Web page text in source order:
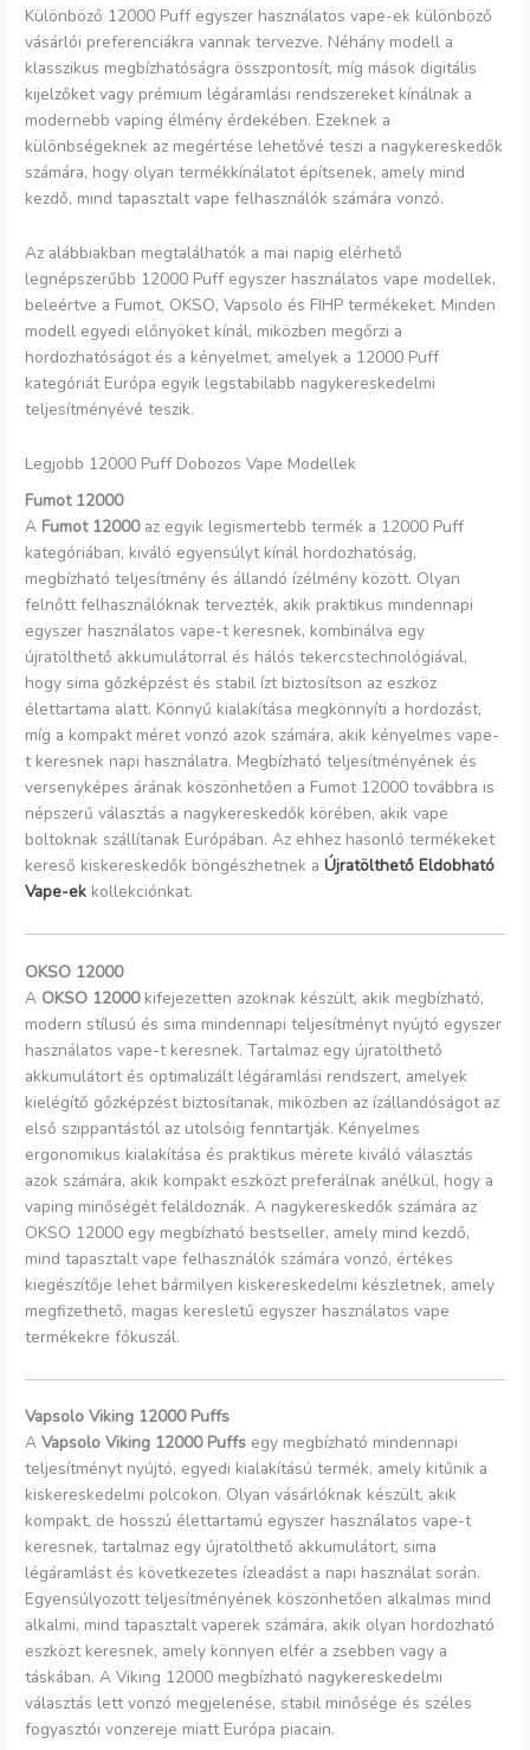
Különböző 12000 Puff egyszer használatos vape-ek különböző
vásárlói preferenciákra vannak tervezve. Néhány modell a
klasszikus megbízhatóságra összpontosít, míg mások digitális
kijelzőket vagy prémium légáramlási rendszereket kínálnak a
modernebb vaping élmény érdekében. Ezeknek a
különbségeknek az megértése lehetővé teszi a nagykereskedők
számára, hogy olyan termékkínálatot építsenek, amely mind
kezdő, mind tapasztalt vape felhasználók számára vonzó.
Az alábbiakban megtalálhatók a mai napig elérhető
legnépszerűbb 12000 Puff egyszer használatos vape modellek,
beleértve a Fumot, OKSO, Vapsolo és FIHP termékeket. Minden
modell egyedi előnyöket kínál, miközben megőrzi a
hordozhatóságot és a kényelmet, amelyek a 12000 Puff
kategóriát Európa egyik legstabilabb nagykereskedelmi
teljesítményévé teszik.
Legjobb 12000 Puff Dobozos Vape Modellek
Fumot 12000
A Fumot 12000az egyik legismertebb termék a 12000 Puff
kategóriában, kiváló egyensúlyt kínál hordozhatóság,
megbízható teljesítmény és állandó ízélmény között. Olyan
felnőtt felhasználóknak tervezték, akik praktikus mindennapi
egyszer használatos vape-t keresnek, kombinálva egy
újratölthető akkumulátorral és hálós tekercstechnológiával,
hogy sima gőzképzést és stabil ízt biztosítson az eszköz
élettartama alatt. Könnyű kialakítása megkönnyíti a hordozást,
míg a kompakt méret vonzó azok számára, akik kényelmes vape-
t keresnek napi használatra. Megbízható teljesítményének és
versenyképes árának köszönhetően a Fumot 12000 továbbra is
népszerű választás a nagykereskedők körében, akik vape
boltoknak szállítanak Európában. Az ehhez hasonló termékeket
kereső kiskereskedők böngészhetnek aÚjratölthető Eldobható
Vape-ek kollekciónkat.
OKSO 12000
A OKSO 12000kifejezetten azoknak készült, akik megbízható,
modern stílusú és sima mindennapi teljesítményt nyújtó egyszer
használatos vape-t keresnek. Tartalmaz egy újratölthető
akkumulátort és optimalizált légáramlási rendszert, amelyek
kielégítő gőzképzést biztosítanak, miközben az ízállandóságot az
első szippantástól az utolsóig fenntartják. Kényelmes
ergonomikus kialakítása és praktikus mérete kiváló választás
azok számára, akik kompakt eszközt preferálnak anélkül, hogy a
vaping minőségét feláldoznák. A nagykereskedők számára az
OKSO 12000 egy megbízható bestseller, amely mind kezdő,
mind tapasztalt vape felhasználók számára vonzó, értékes
kiegészítője lehet bármilyen kiskereskedelmi készletnek, amely
megfizethető, magas keresletű egyszer használatos vape
termékekre fókuszál.
Vapsolo Viking 12000 Puffs
AVapsolo Viking 12000 Puffs egy megbízható mindennapi
teljesítményt nyújtó, egyedi kialakítású termék, amely kitűnik a
kiskereskedelmi polcokon. Olyan vásárlóknak készült, akik
kompakt, de hosszú élettartamú egyszer használatos vape-t
keresnek, tartalmaz egy újratölthető akkumulátort, sima
légáramlást és következetes ízleadást a napi használat során.
Egyensúlyozott teljesítményének köszönhetően alkalmas mind
alkalmi, mind tapasztalt vaperek számára, akik olyan hordozható
eszközt keresnek, amely könnyen elfér a zsebben vagy a
táskában. A Viking 12000 megbízható nagykereskedelmi
választás lett vonzó megjelenése, stabil minősége és széles
fogyasztói vonzereje miatt Európa piacain.